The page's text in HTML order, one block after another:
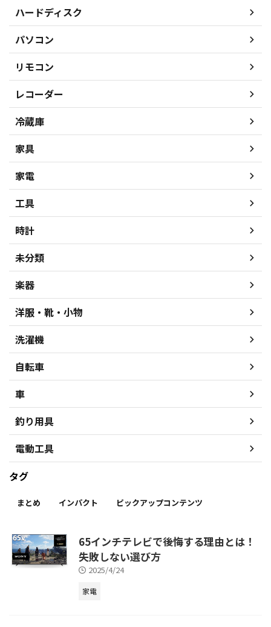
ハードディスク
パソコン
リモコン
レコーダー
冷蔵庫
家具
家電
工具
時計
未分類
楽器
洋服・靴・小物
洗濯機
自転車
車
釣り用具
電動工具
タグ
まとめ インパクト ピックアップコンテンツ
65インチテレビで後悔する理由とは！
失敗しない選び方
2025/4/24
家電